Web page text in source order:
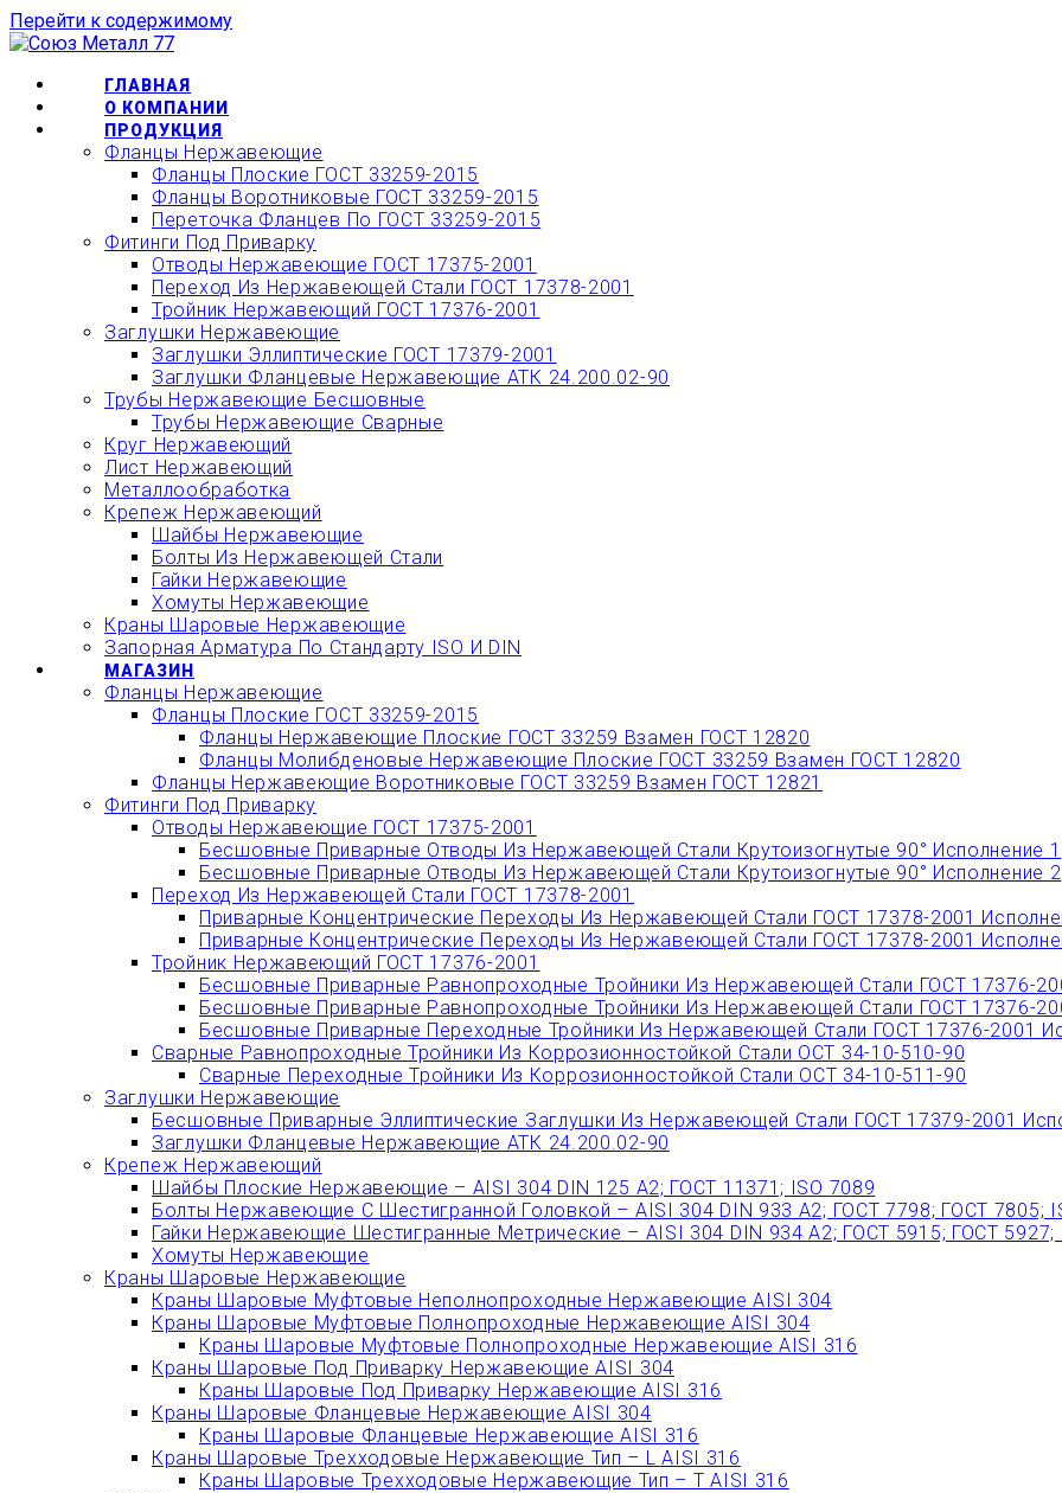
Перейти к содержимому
ГЛАВНАЯ
О КОМПАНИИ
ПРОДУКЦИЯ
Фланцы Нержавеющие
Фланцы Плоские ГОСТ 33259-2015
Фланцы Воротниковые ГОСТ 33259-2015
Переточка Фланцев По ГОСТ 33259-2015
Фитинги Под Приварку
Отводы Нержавеющие ГОСТ 17375-2001
Переход Из Нержавеющей Стали ГОСТ 17378-2001
Тройник Нержавеющий ГОСТ 17376-2001
Заглушки Нержавеющие
Заглушки Эллиптические ГОСТ 17379-2001
Заглушки Фланцевые Нержавеющие АТК 24.200.02-90
Трубы Нержавеющие Бесшовные
Трубы Нержавеющие Сварные
Круг Нержавеющий
Лист Нержавеющий
Металлообработка
Крепеж Нержавеющий
Шайбы Нержавеющие
Болты Из Нержавеющей Стали
Гайки Нержавеющие
Хомуты Нержавеющие
Краны Шаровые Нержавеющие
Запорная Арматура По Стандарту ISO И DIN
МАГАЗИН
Фланцы Нержавеющие
Фланцы Плоские ГОСТ 33259-2015
Фланцы Нержавеющие Плоские ГОСТ 33259 Взамен ГОСТ 12820
Фланцы Молибденовые Нержавеющие Плоские ГОСТ 33259 Взамен ГОСТ 12820
Фланцы Нержавеющие Воротниковые ГОСТ 33259 Взамен ГОСТ 12821
Фитинги Под Приварку
Отводы Нержавеющие ГОСТ 17375-2001
Бесшовные Приварные Отводы Из Нержавеющей Стали Крутоизогнутые 90° Исполнение 1
Бесшовные Приварные Отводы Из Нержавеющей Стали Крутоизогнутые 90° Исполнение 2
Переход Из Нержавеющей Стали ГОСТ 17378-2001
Приварные Концентрические Переходы Из Нержавеющей Стали ГОСТ 17378-2001
Приварные Концентрические Переходы Из Нержавеющей Стали ГОСТ 17378-2001
Тройник Нержавеющий ГОСТ 17376-2001
Бесшовные Приварные Равнопроходные Тройники Из Нержавеющей Стали ГОСТ 17376-
Бесшовные Приварные Равнопроходные Тройники Из Нержавеющей Стали ГОСТ 17376-
Бесшовные Приварные Переходные Тройники Из Нержавеющей Стали ГОСТ 17376-2001
Сварные Равнопроходные Тройники Из Коррозионностойкой Стали ОСТ 34-10-510-90
Сварные Переходные Тройники Из Коррозионностойкой Стали ОСТ 34-10-511-90
Заглушки Нержавеющие
Бесшовные Приварные Эллиптические Заглушки Из Нержавеющей Стали ГОСТ 17379-2001
Заглушки Фланцевые Нержавеющие АТК 24.200.02-90
Крепеж Нержавеющий
Шайбы Плоские Нержавеющие – AISI 304 DIN 125 A2; ГОСТ 11371; ISO 7089
Болты Нержавеющие С Шестигранной Головкой – AISI 304 DIN 933 A2; ГОСТ 7798; ГОСТ 7805;
Гайки Нержавеющие Шестигранные Метрические – AISI 304 DIN 934 А2; ГОСТ 5915; ГОСТ 5927;
Хомуты Нержавеющие
Краны Шаровые Нержавеющие
Краны Шаровые Муфтовые Неполнопроходные Нержавеющие AISI 304
Краны Шаровые Муфтовые Полнопроходные Нержавеющие AISI 304
Краны Шаровые Муфтовые Полнопроходные Нержавеющие AISI 316
Краны Шаровые Под Приварку Нержавеющие AISI 304
Краны Шаровые Под Приварку Нержавеющие AISI 316
Краны Шаровые Фланцевые Нержавеющие AISI 304
Краны Шаровые Фланцевые Нержавеющие AISI 316
Краны Шаровые Трехходовые Нержавеющие Тип – L AISI 316
Краны Шаровые Трехходовые Нержавеющие Тип – T AISI 316